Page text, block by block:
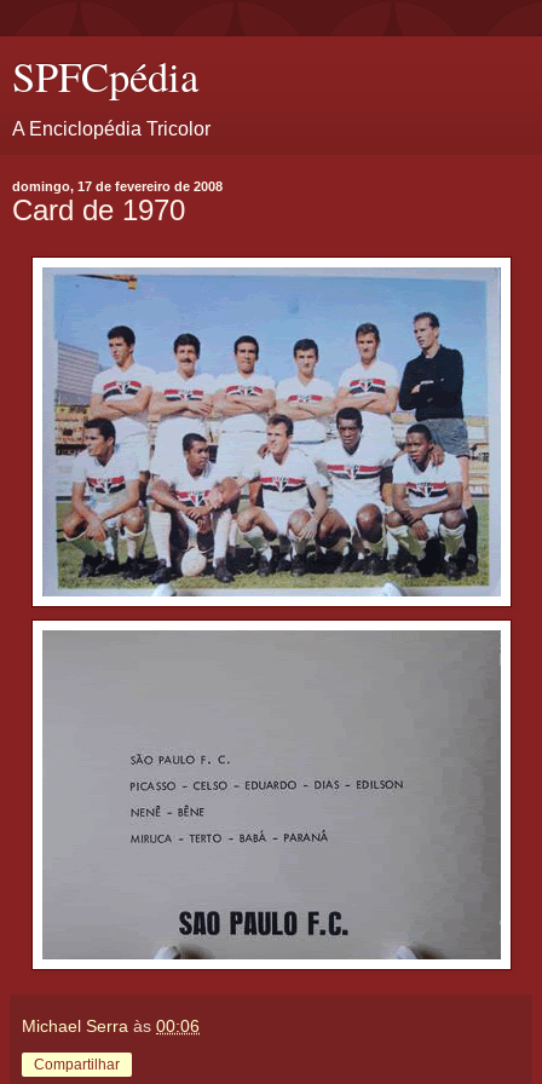
SPFCpédia
A Enciclopédia Tricolor
domingo, 17 de fevereiro de 2008
Card de 1970
Michael Serra às 00:06
Compartilhar